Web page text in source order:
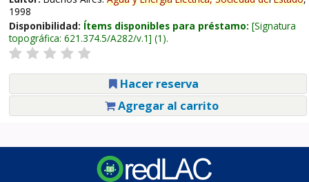
1998
Disponibilidad: Ítems disponibles para préstamo: Signatura
topográfica: 621.374.5/A282/v.1 (1).
Hacer reserva
Agregar al carrito